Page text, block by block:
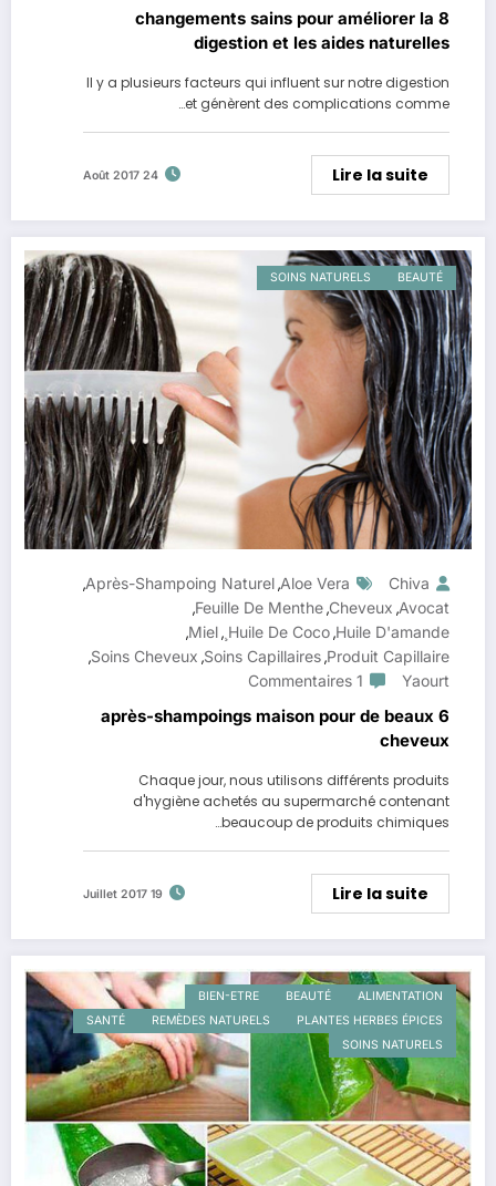
8 changements sains pour améliorer la
digestion et les aides naturelles
Il y a plusieurs facteurs qui influent sur notre digestion
et génèrent des complications comme…
Lire la suite
24 Août 2017
BEAUTÉ
SOINS NATURELS
Chiva
Aloe Vera
,
Après-Shampoing Naturel
,
Avocat
,
Cheveux
,
Feuille De Menthe
,
Huile D'amande
,
Huile De Coco¸
,
Miel
,
Produit Capillaire
,
Soins Capillaires
,
Soins Cheveux
,
Yaourt
1 Commentaires
6 après-shampoings maison pour de beaux
cheveux
Chaque jour, nous utilisons différents produits
d'hygiène achetés au supermarché contenant
beaucoup de produits chimiques…
Lire la suite
19 Juillet 2017
ALIMENTATION
BEAUTÉ
BIEN-ETRE
PLANTES HERBES ÉPICES
REMÈDES NATURELS
SANTÉ
SOINS NATURELS